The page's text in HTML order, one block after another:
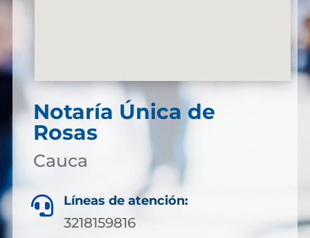
Notaría Única de
Rosas
Cauca
 Líneas de atención:
3218159816